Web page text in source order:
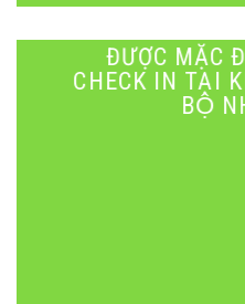
ĐƯỢC MẶC
CHECK IN TẠI
BỘ